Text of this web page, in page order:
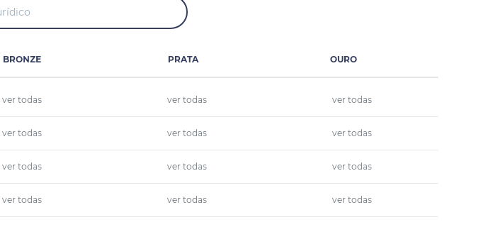
BRONZE PRATA OURO
ver todas ver todas ver todas
ver todas ver todas ver todas
ver todas ver todas ver todas
ver todas ver todas ver todas